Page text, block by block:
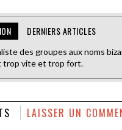
DERNIERS ARTICLES
des groupes aux noms
trop vite et trop fort.
LAISSER UN